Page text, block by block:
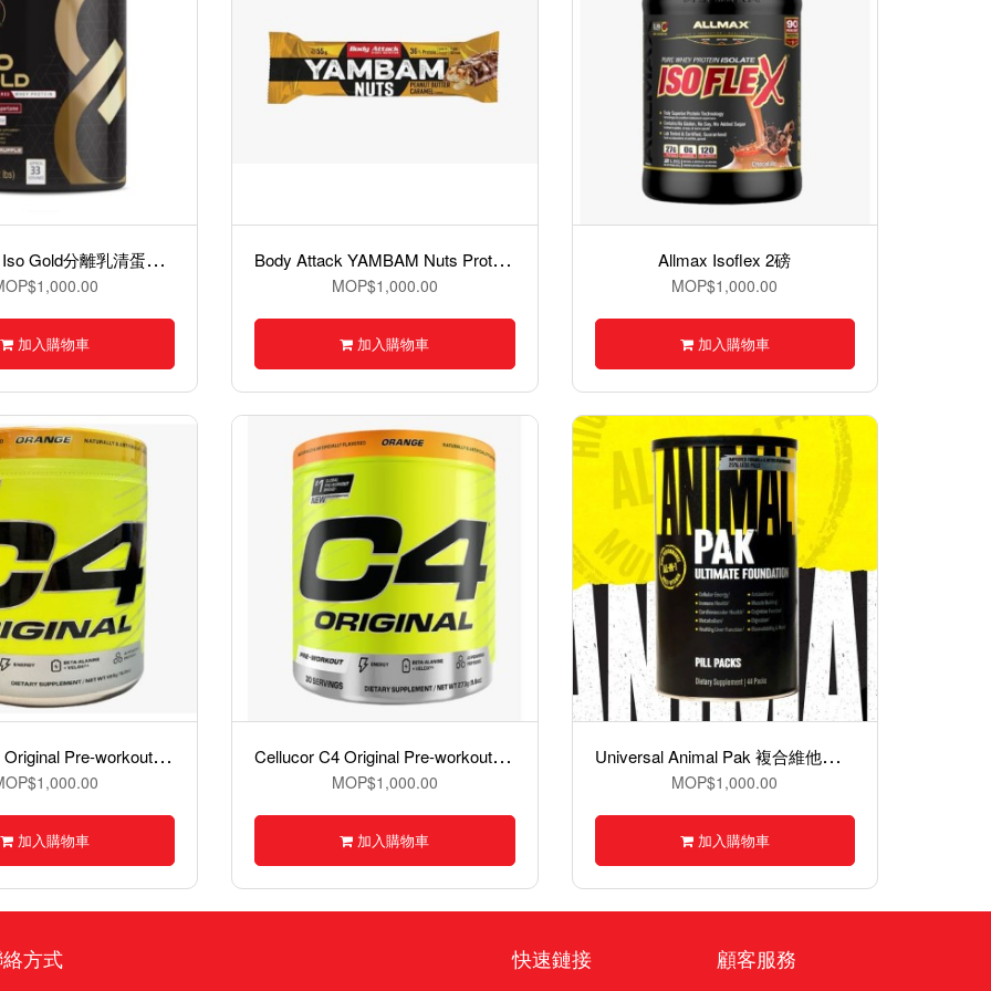
E
lev Global Iso Gold分離乳清蛋白粉- 1kg
加入購物車
B
ody Attack YAMBAM Nuts Protein Bar 堅果蛋白棒- 55克
MOP$1,000.00
加入購物車
Allmax Isoflex 2磅
MOP$1,000.00
加入購物車
C
ellucor C4 Original Pre-workout 一氧化氮粉 50份
加入購物車
C
ellucor C4 Original Pre-workout 一氧化氮粉 30份
MOP$1,000.00
加入購物車
U
niversal Animal Pak 複合維他命丸包 44 包裝
MOP$1,000.00
加入購物車
方式 快速鏈接 顧客服務